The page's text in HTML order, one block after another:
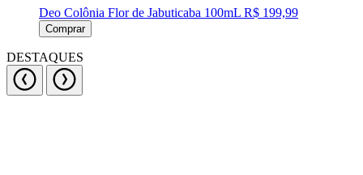
Deo Colônia Flor de Jabuticaba 100mL R$ 199,99
Comprar
DESTAQUES